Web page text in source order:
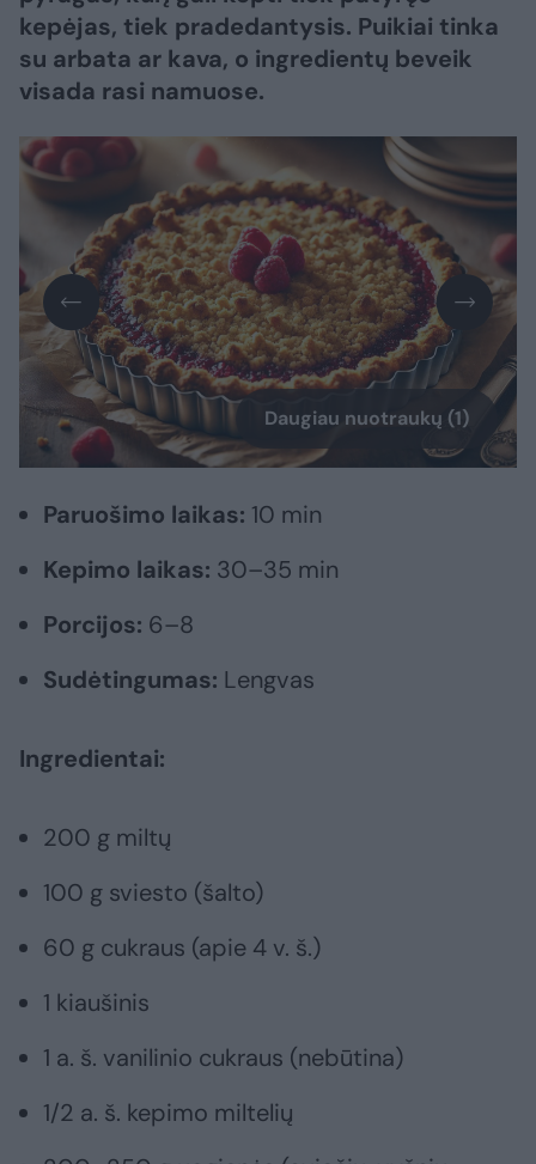
kepėjas, tiek pradedantysis. Puikiai tinka
su arbata ar kava, o ingredientų beveik
visada rasi namuose.
Daugiau nuotraukų (1)
Paruošimo laikas: 10 min
Kepimo laikas: 30–35 min
Porcijos: 6–8
Sudėtingumas: Lengvas
Ingredientai:
200 g miltų
100 g sviesto (šalto)
60 g cukraus (apie 4 v. š.)
1 kiaušinis
1 a. š. vanilinio cukraus (nebūtina)
1/2 a. š. kepimo miltelių